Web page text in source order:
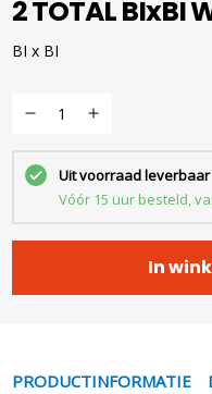
2 TOTAL BIxBI
BI x BI
Uit voorraad leverbaar
Vóór 15 uur besteld,
In
PRODUCTINFORMATIE